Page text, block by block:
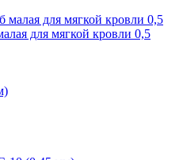
для мягкой кровли 0,5